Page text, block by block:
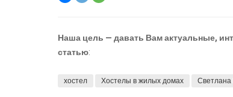
Наша цель — давать Вам актуальные,
статью:
хостел Хостелы в жилых домах